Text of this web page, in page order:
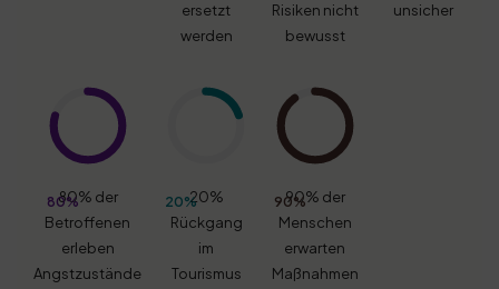
ersetzt
werden
Risiken nicht
bewusst
unsicher
80%
80% der
Betroffenen
erleben
Angstzustände
20%20%
Rückgang
im
Tourismus
90%
90% der
Menschen
erwarten
Maßnahmen